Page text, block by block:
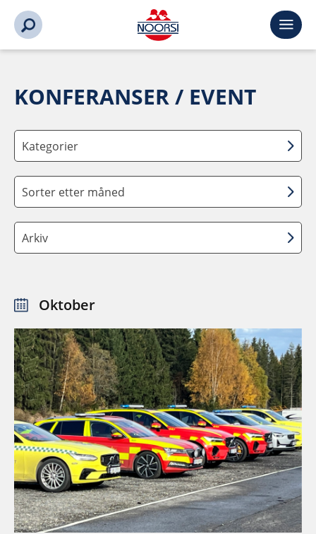
KONFERANSER / EVENT
Kategorier
Sorter etter måned
Arkiv
Oktober